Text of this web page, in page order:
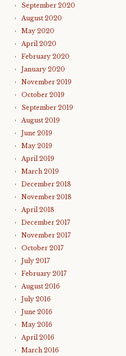
September 2020
August 2020
May 2020
April 2020
February 2020
January 2020
November 2019
October 2019
September 2019
August 2019
June 2019
May 2019
April 2019
March 2019
December 2018
November 2018
April 2018
December 2017
November 2017
October 2017
July 2017
February 2017
August 2016
July 2016
June 2016
May 2016
April 2016
March 2016